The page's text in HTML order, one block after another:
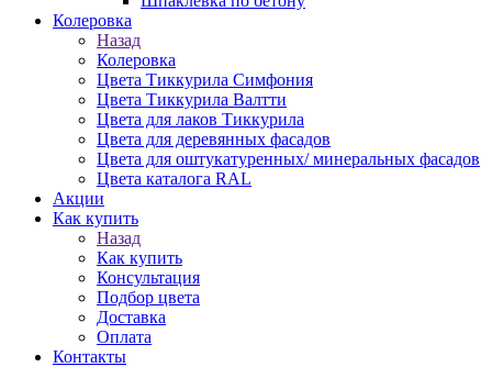
Колеровка
Назад
Колеровка
Цвета Тиккурила Симфония
Цвета Тиккурила Валтти
Цвета для лаков Тиккурила
Цвета для деревянных фасадов
Цвета для оштукатуренных/ минеральных фасадов
Цвета каталога RAL
Акции
Как купить
Назад
Как купить
Консультация
Подбор цвета
Доставка
Оплата
Контакты